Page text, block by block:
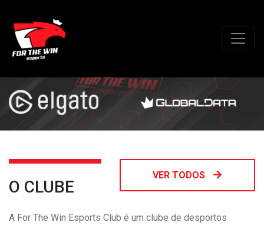
O CLUBE
VER TODOS
A For The Win Esports Club é um clube de desportos